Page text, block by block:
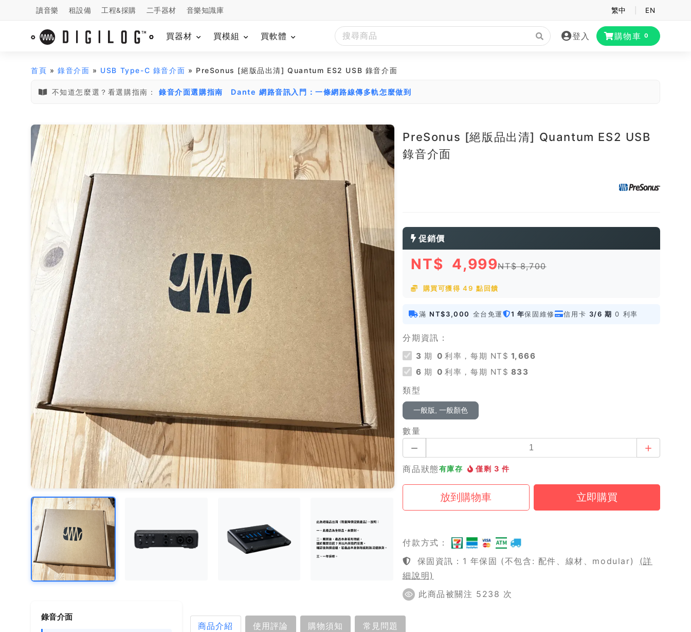
讀音樂 租設備 工程&採購 二手器材 音樂知識庫 繁中 EN
買器材 買模組 買軟體 登入 購物車 0
首頁 »錄音介面 » USB Type-C 錄音介面 » PreSonus [絕版品出清] Quantum ES2 USB 錄音介面
不知道怎麼選？看選購指南： 錄音介面選購指南 Dante 網路音訊入門：一條網路線傳多軌怎麼做到
PreSonus [絕版品出清] Quantum ES2 USB
錄音介面
促銷價
NT$ 4,999NT$ 8,700
購買可獲得 49 點回饋
滿 NT$3,000 全台免運 1 年保固維修 信用卡 3/6 期 0 利率
分期資訊：
3 期 0 利率，每期 NT$ 1,666
6 期 0 利率，每期 NT$ 833
類型
一般版, 一般顏色
數量
商品狀態有庫存 僅剩 3 件
付款方式：
保固資訊：1 年保固 (不包含: 配件、線材、modular)
(詳
細說明)
此商品被關注 5238 次
錄音介面
商品介紹 使用評論 購物須知 常見問題